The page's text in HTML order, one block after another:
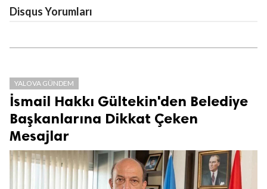
Disqus Yorumları
YALOVA GÜNDEM
İsmail Hakkı Gültekin'den Belediye
Başkanlarına Dikkat Çeken
Mesajlar